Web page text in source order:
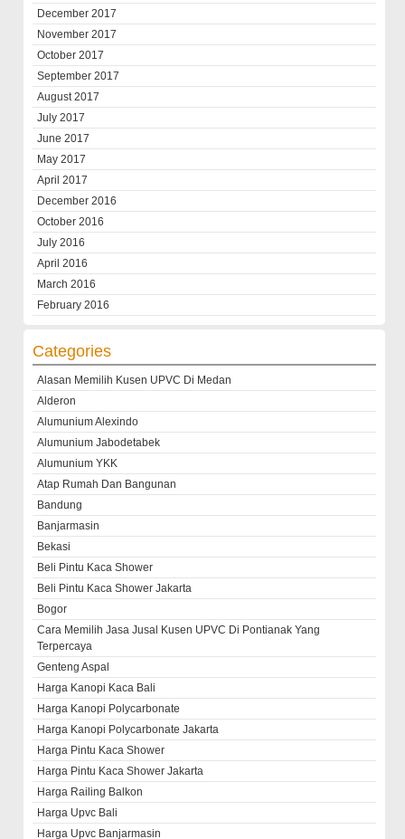
December 2017
November 2017
October 2017
September 2017
August 2017
July 2017
June 2017
May 2017
April 2017
December 2016
October 2016
July 2016
April 2016
March 2016
February 2016
Categories
Alasan Memilih Kusen UPVC Di Medan
Alderon
Alumunium Alexindo
Alumunium Jabodetabek
Alumunium YKK
Atap Rumah Dan Bangunan
Bandung
Banjarmasin
Bekasi
Beli Pintu Kaca Shower
Beli Pintu Kaca Shower Jakarta
Bogor
Cara Memilih Jasa Jusal Kusen UPVC Di Pontianak Yang
Terpercaya
Genteng Aspal
Harga Kanopi Kaca Bali
Harga Kanopi Polycarbonate
Harga Kanopi Polycarbonate Jakarta
Harga Pintu Kaca Shower
Harga Pintu Kaca Shower Jakarta
Harga Railing Balkon
Harga Upvc Bali
Harga Upvc Banjarmasin